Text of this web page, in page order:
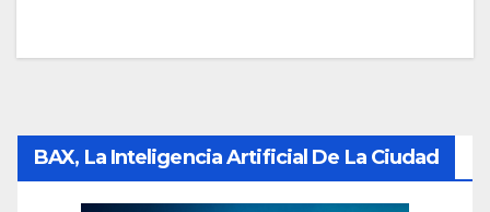
BAX, La Inteligencia Artificial De La Ciudad